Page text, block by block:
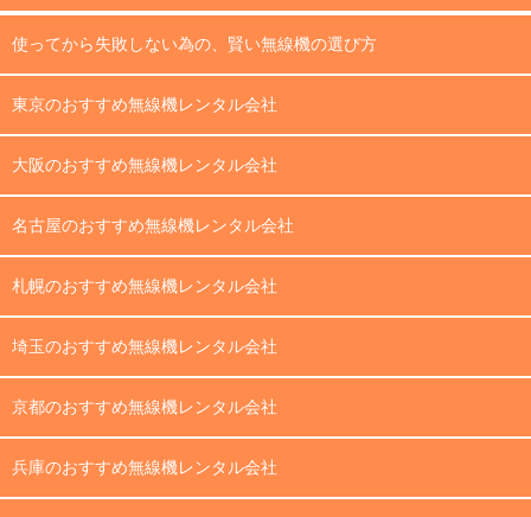
使ってから失敗しない為の、賢い無線機の選び方
東京のおすすめ無線機レンタル会社
大阪のおすすめ無線機レンタル会社
名古屋のおすすめ無線機レンタル会社
札幌のおすすめ無線機レンタル会社
埼玉のおすすめ無線機レンタル会社
京都のおすすめ無線機レンタル会社
兵庫のおすすめ無線機レンタル会社